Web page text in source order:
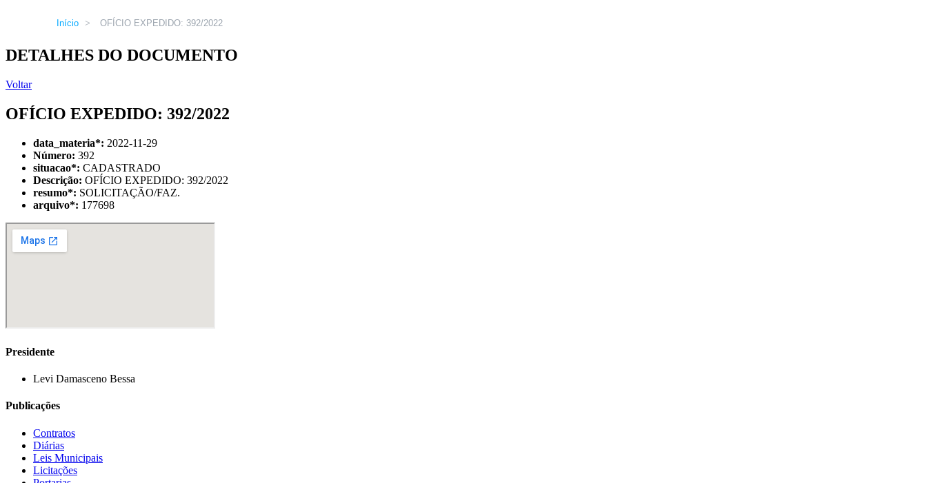
Início > OFÍCIO EXPEDIDO: 392/2022
DETALHES DO DOCUMENTO
Voltar
OFÍCIO EXPEDIDO: 392/2022
data_materia*: 2022-11-29
Número: 392
situacao*: CADASTRADO
Descrição: OFÍCIO EXPEDIDO: 392/2022
resumo*: SOLICITAÇÃO/FAZ.
arquivo*: 177698
Presidente
Levi Damasceno Bessa
Publicações
Contratos
Diárias
Leis Municipais
Licitações